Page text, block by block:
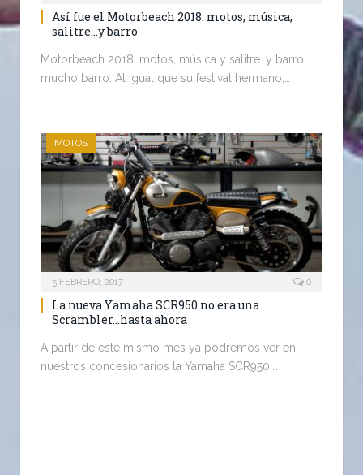
Así fue el Motorbeach 2018: motos, música,
salitre…y barro
Motorbeach 2018: motos, música y salitre…y barro,
mucho barro. Al igual que su festival hermano,…
MOTOS
5 FEBRERO, 2017 0
La nueva Yamaha SCR950 no era una
Scrambler…hasta ahora
A partir de este mismo mes ya podremos ver en
nuestros concesionarios la Yamaha SCR950,…